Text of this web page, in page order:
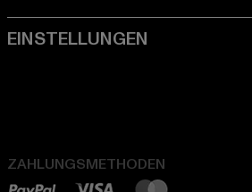
ZAHLUNGSMETHODEN